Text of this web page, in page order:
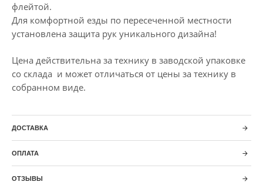
флейтой.
Для комфортной езды по пересеченной местности
установлена защита рук уникального дизайна!
Цена действительна за технику в заводской упаковке
со склада и может отличаться от цены за технику в
собранном виде.
ДОСТАВКА
ОПЛАТА
ОТЗЫВЫ